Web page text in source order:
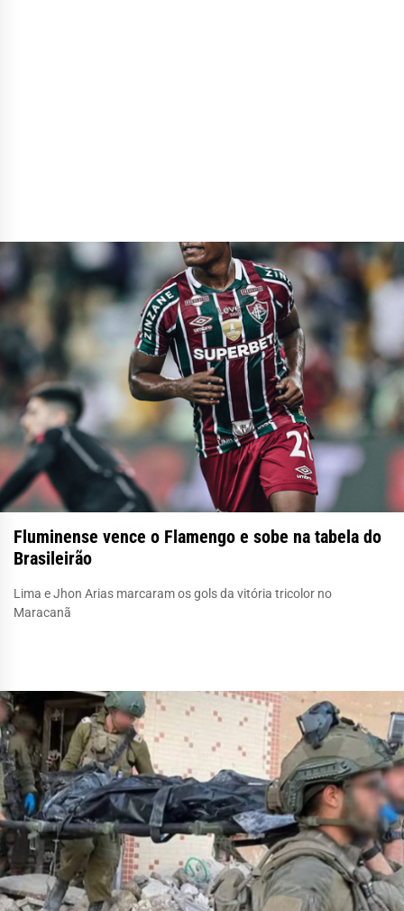
Fluminense vence o Flamengo e sobe na tabela do
Brasileirão
Lima e Jhon Arias marcaram os gols da vitória tricolor no
Maracanã